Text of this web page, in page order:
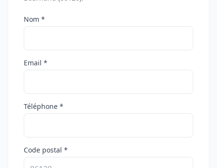
Nom *
Email *
Téléphone *
Code postal *